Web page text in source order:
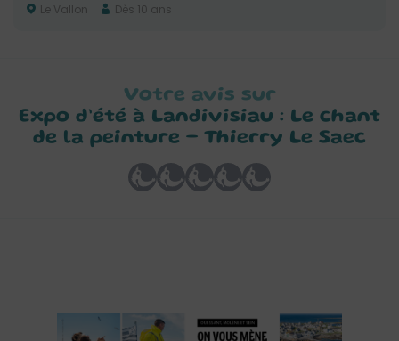
Le Vallon Dès 10 ans
Votre avis sur
Expo d’été à Landivisiau : Le chant
de la peinture – Thierry Le Saec